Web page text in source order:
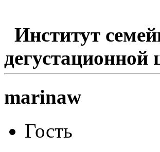
Институт
дегустационной
marinaw
Гость